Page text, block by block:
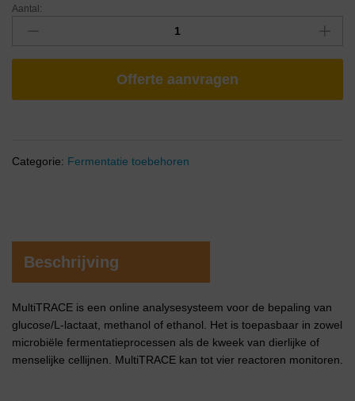
Aantal:
Offerte aanvragen
Categorie: Fermentatie toebehoren
Beschrijving
MultiTRACE is een online analysesysteem voor de bepaling van
glucose/L-lactaat, methanol of ethanol. Het is toepasbaar in zowel
microbiële fermentatieprocessen als de kweek van dierlijke of
menselijke cellijnen. MultiTRACE kan tot vier reactoren monitoren.